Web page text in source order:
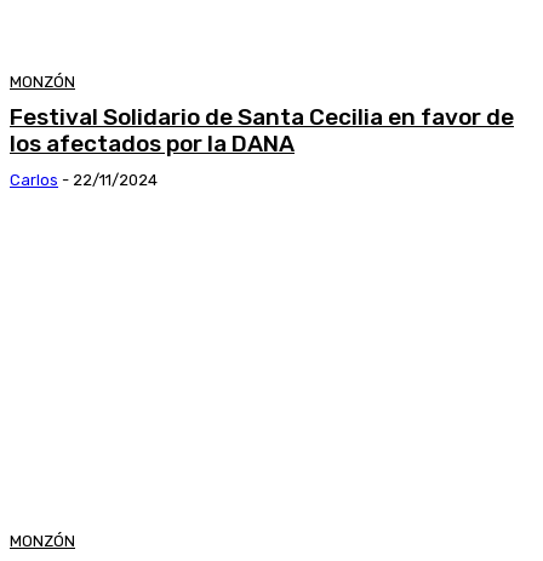
MONZÓN
Festival Solidario de Santa Cecilia en favor de
los afectados por la DANA
Carlos - 22/11/2024
MONZÓN